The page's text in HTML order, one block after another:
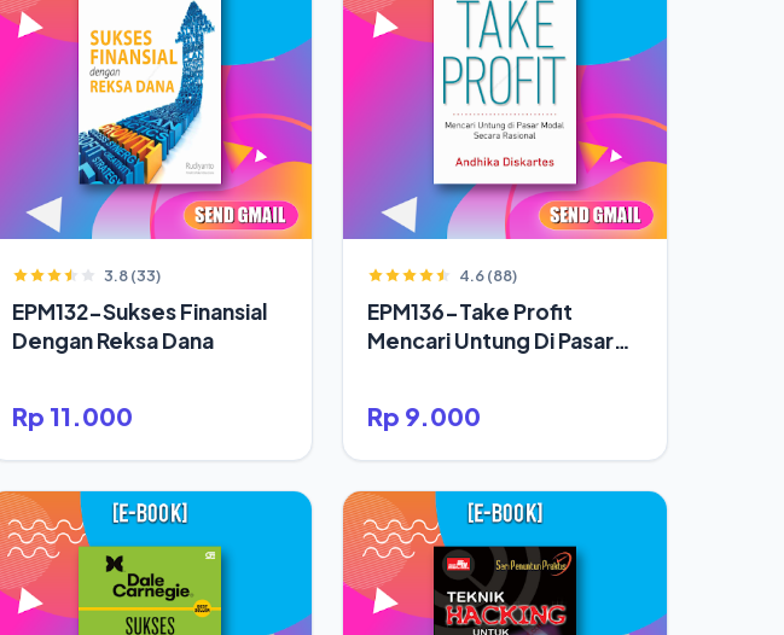
3.8 (33)
EPM132-Sukses Finansial
Dengan Reksa Dana
Rp 11.000
4.6 (88)
EPM136-Take Profit
Mencari Untung Di Pasar
Rp 9.000